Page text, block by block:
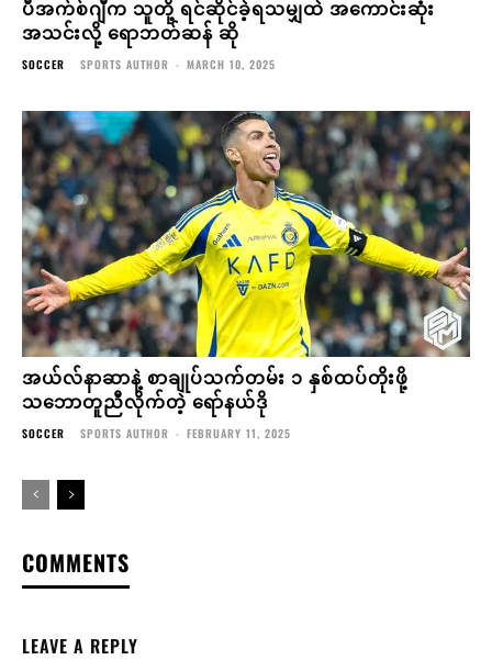
ပီအက်စ်ဂျီက သူတို့ ရင်ဆိုင်ခဲ့ရသမျှထဲ အကောင်းဆုံး
အသင်းလို့ ရောဘတ်ဆန် ဆို
SOCCER SPORTS AUTHOR - MARCH 10, 2025
အယ်လ်နာဆာနဲ့ စာချုပ်သက်တမ်း ၁ နှစ်ထပ်တိုးဖို့
သဘောတူညီလိုက်တဲ့ ရော်နယ်ဒို
SOCCER SPORTS AUTHOR - FEBRUARY 11, 2025
COMMENTS
LEAVE A REPLY